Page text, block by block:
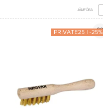
JÄMFÖRA
PRIVATE25 | -25%